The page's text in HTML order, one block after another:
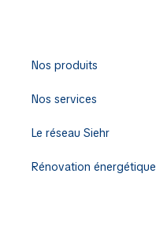
Nos produits
Nos services
Le réseau Siehr
Rénovation énergétique